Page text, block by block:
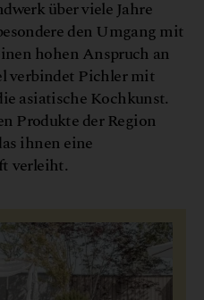
über viele Jahre
den Umgang mit
hohen Anspruch an
verbindet Pichler mit
asiatische Kochkunst.
Produkte der Region
ihnen eine
verleiht.